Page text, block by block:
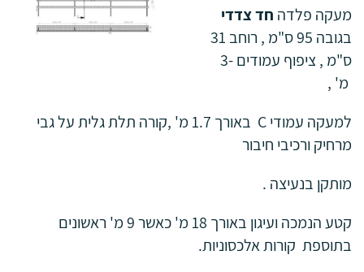
מעקה פלדה חד צדדי
בגובה 95 ס"מ , רוחב 31
ס"מ , ציפוף עמודים -3
מ' ,
למעקה עמודי C באורך 1.7 מ' ,קורה תלת גלית על גבי
מרחיק ורכיבי חיבור
מותקן בנעיצה .
קטע הנמכה ועיגון באורך 18 מ' כאשר 9 מ' ראשונים
בתוספת קורות אלכסוניות.